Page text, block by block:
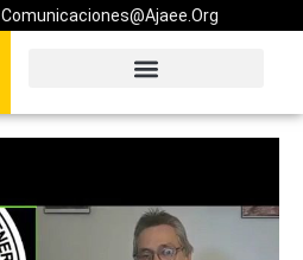
Comunicaciones@ajaee.org